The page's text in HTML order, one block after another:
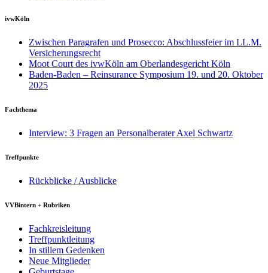
ivwKöln
Zwischen Paragrafen und Prosecco: Abschlussfeier im LL.M.
Versicherungsrecht
Moot Court des ivwKöln am Oberlandesgericht Köln
Baden-Baden – Reinsurance Symposium 19. und 20. Oktober
2025
Fachthema
Interview: 3 Fragen an Personalberater Axel Schwartz
Treffpunkte
Rückblicke / Ausblicke
VVBintern + Rubriken
Fachkreisleitung
Treffpunktleitung
In stillem Gedenken
Neue Mitglieder